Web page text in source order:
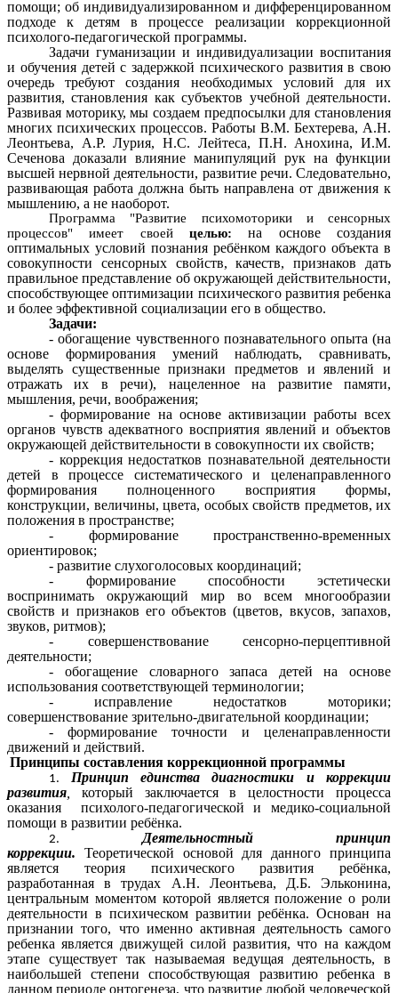
помощи; об индивидуализированном и дифференцированном
подходе к детям в процессе реализации коррекционной
психолого-педагогической программы.
Задачи гуманизации и индивидуализации воспитания
и обучения детей с задержкой психического развития в свою
очередь требуют создания необходимых условий для их
развития, становления как субъектов учебной деятельности.
Развивая моторику, мы создаем предпосылки для становления
многих психических процессов. Работы В.М. Бехтерева, А.Н.
Леонтьева, А.Р. Лурия, Н.С. Лейтеса, П.Н. Анохина, И.М.
Сеченова доказали влияние манипуляций рук на функции
высшей нервной деятельности, развитие речи. Следовательно,
развивающая работа должна быть направлена от движения к
мышлению, а не наоборот.
Программа "Развитие психомоторики и сенсорных
процессов" имеет своей целью:на основе создания
оптимальных условий познания ребёнком каждого объекта в
совокупности сенсорных свойств, качеств, признаков дать
правильное представление об окружающей действительности,
способствующее оптимизации психического развития ребенка
и более эффективной социализации его в общество.
Задачи:
- обогащение чувственного познавательного опыта (на
основе формирования умений наблюдать, сравнивать,
выделять существенные признаки предметов и явлений и
отражать их в речи), нацеленное на развитие памяти,
мышления, речи, воображения;
- формирование на основе активизации работы всех
органов чувств адекватного восприятия явлений и объектов
окружающей действительности в совокупности их свойств;
- коррекция недостатков познавательной деятельности
детей в процессе систематического и целенаправленного
формирования полноценного восприятия формы,
конструкции, величины, цвета, особых свойств предметов, их
положения в пространстве;
- формирование пространственно-временных
ориентировок;
- развитие слухоголосовых координаций;
- формирование способности эстетически
воспринимать окружающий мир во всем многообразии
свойств и признаков его объектов (цветов, вкусов, запахов,
звуков, ритмов);
- совершенствование сенсорно-перцептивной
деятельности;
- обогащение словарного запаса детей на основе
использования соответствующей терминологии;
- исправление недостатков моторики;
совершенствование зрительно-двигательной координации;
- формирование точности и целенаправленности
движений и действий.
Принципы составления коррекционной программы
Принцип единства диагностики и коррекции
развития, который заключается в целостности процесса
оказания психолого-педагогической и медико-социальной
помощи в развитии ребёнка.
Деятельностный принцип
коррекции. Теоретической основой для данного принципа
является теория психического развития ребёнка,
разработанная в трудах А.Н. Леонтьева, Д.Б. Эльконина,
центральным моментом которой является положение о роли
деятельности в психическом развитии ребёнка. Основан на
признании того, что именно активная деятельность самого
ребенка является движущей силой развития, что на каждом
этапе существует так называемая ведущая деятельность, в
наибольшей степени способствующая развитию ребенка в
данном периоде онтогенеза, что развитие любой человеческой